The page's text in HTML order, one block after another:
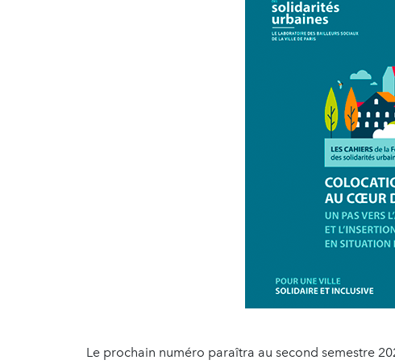
Le prochain numéro paraîtra au second semestre